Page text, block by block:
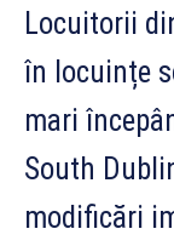
Locuitorii
în locuințe
mari
South
modificări